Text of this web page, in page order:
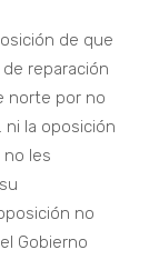
de que
reparación
norte por no
la oposición
les
no
Gobierno